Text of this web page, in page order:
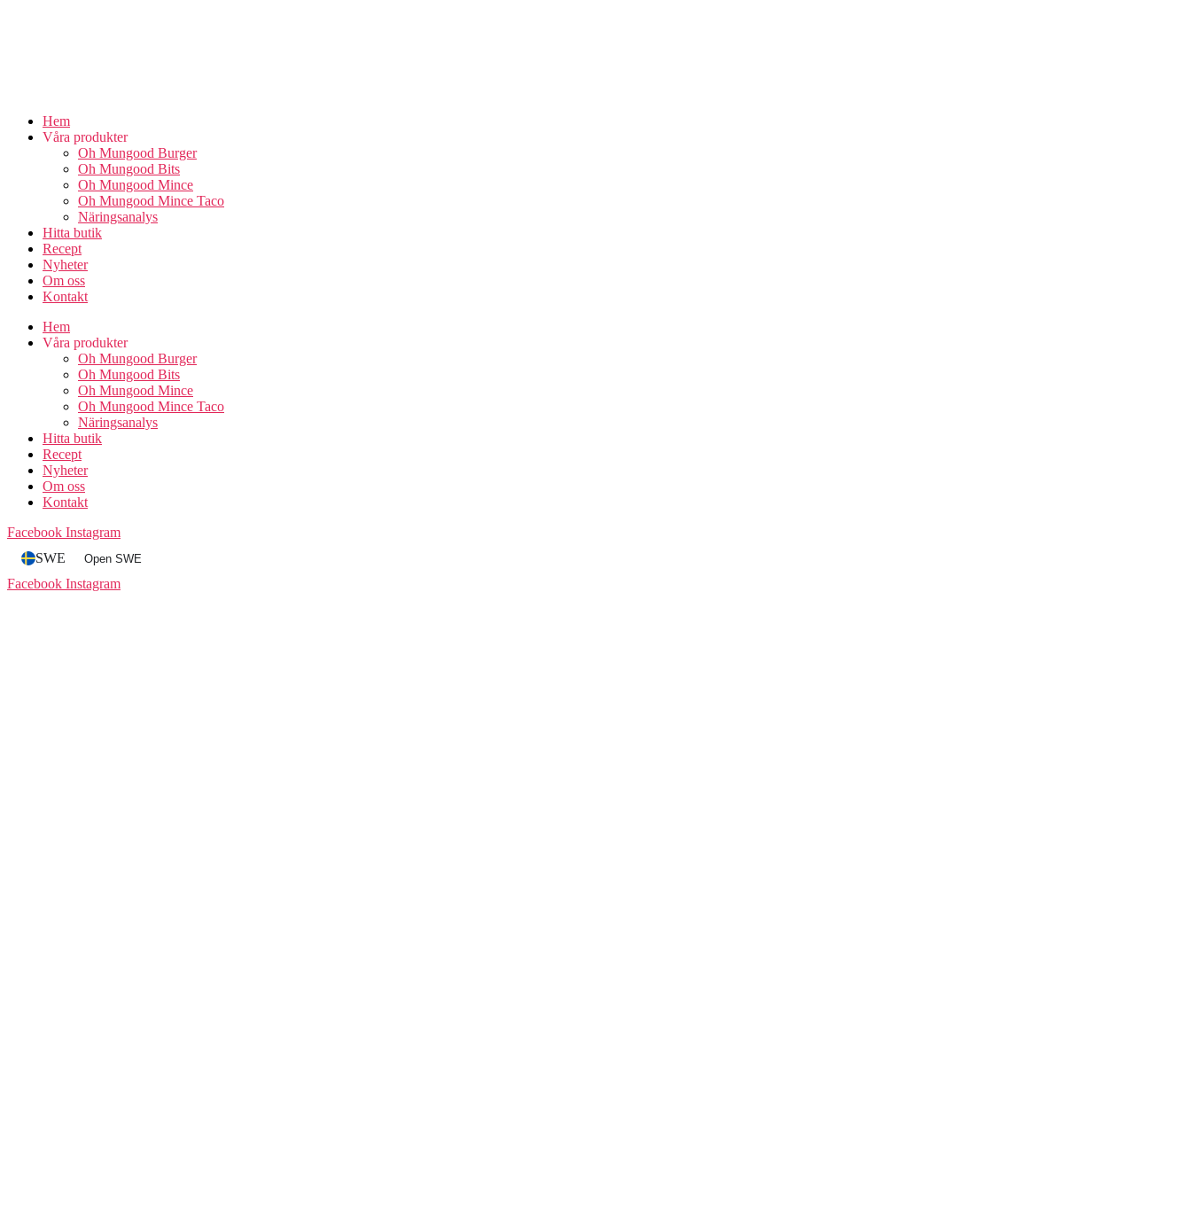
Hem
Våra produkter
Oh Mungood Burger
Oh Mungood Bits
Oh Mungood Mince
Oh Mungood Mince Taco
Näringsanalys
Hitta butik
Recept
Nyheter
Om oss
Kontakt
Hem
Våra produkter
Oh Mungood Burger
Oh Mungood Bits
Oh Mungood Mince
Oh Mungood Mince Taco
Näringsanalys
Hitta butik
Recept
Nyheter
Om oss
Kontakt
Facebook Instagram
SWE
Open SWE
Facebook Instagram